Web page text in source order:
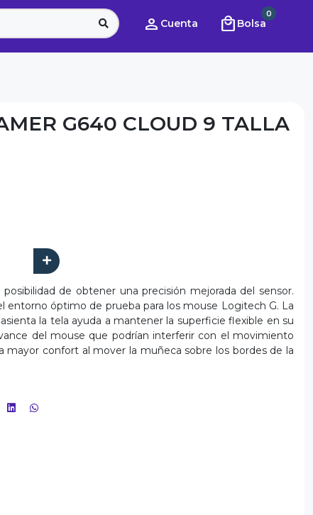
person Cuenta local_mall Bolsa
0
G640 CLOUD 9 TALLA
de obtener una precisión mejorada del sensor.
entorno óptimo de prueba para los mouse Logitech G. La
la tela ayuda a mantener la superficie flexible en su
del mouse que podrían interferir con el movimiento
mayor confort al mover la muñeca sobre los bordes de la